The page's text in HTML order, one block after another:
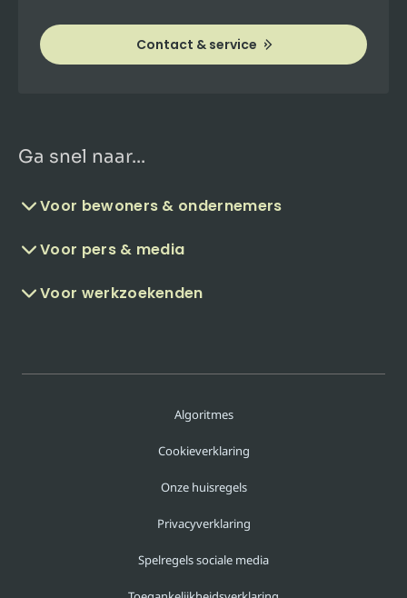
Contact & service
Ga snel naar...
Voor bewoners & ondernemers
Voor pers & media
Voor werkzoekenden
Algoritmes
Cookieverklaring
Onze huisregels
Privacyverklaring
Spelregels sociale media